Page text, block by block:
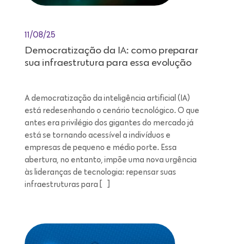
11/08/25
Democratização da IA: como preparar
sua infraestrutura para essa evolução
A democratização da inteligência artificial (IA)
está redesenhando o cenário tecnológico. O que
antes era privilégio dos gigantes do mercado já
está se tornando acessível a indivíduos e
empresas de pequeno e médio porte. Essa
abertura, no entanto, impõe uma nova urgência
às lideranças de tecnologia: repensar suas
infraestruturas para […]